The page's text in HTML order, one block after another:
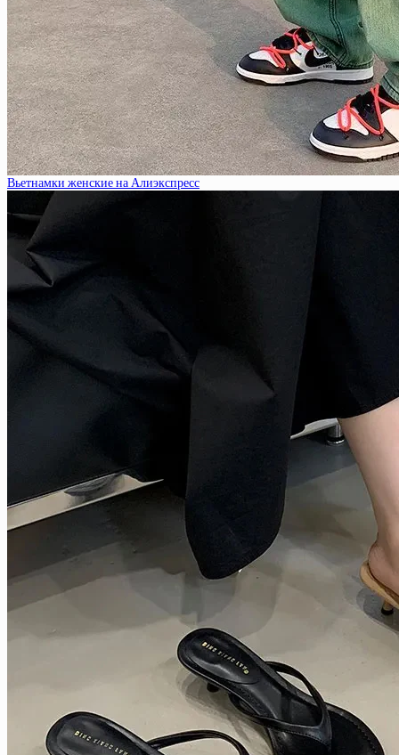
Вьетнамки женские на Алиэкспресс